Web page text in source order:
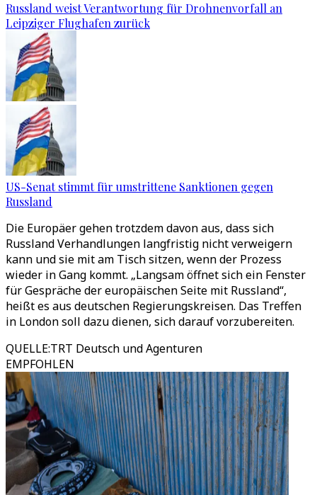
Russland weist Verantwortung für Drohnenvorfall an
Leipziger Flughafen zurück
US-Senat stimmt für umstrittene Sanktionen gegen
Russland
Die Europäer gehen trotzdem davon aus, dass sich
Russland Verhandlungen langfristig nicht verweigern
kann und sie mit am Tisch sitzen, wenn der Prozess
wieder in Gang kommt. „Langsam öffnet sich ein Fenster
für Gespräche der europäischen Seite mit Russland“,
heißt es aus deutschen Regierungskreisen. Das Treffen
in London soll dazu dienen, sich darauf vorzubereiten.
QUELLE:TRT Deutsch und Agenturen
EMPFOHLEN